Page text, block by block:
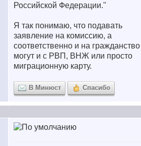
Российской Федерации."
Я так понимаю, что подавать
заявление на комиссию, а
соответственно и на гражданство
могут и с РВП, ВНЖ или просто
миграционную карту.
В Минюст Спасибо